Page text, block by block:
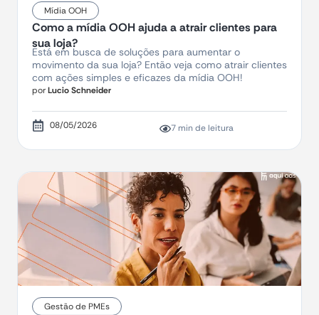
Mídia OOH
Como a mídia OOH ajuda a atrair clientes para
sua loja?
Está em busca de soluções para aumentar o
movimento da sua loja? Então veja como atrair clientes
com ações simples e eficazes da mídia OOH!
porLucio Schneider
08/05/2026 7 min de leitura
Gestão de PMEs